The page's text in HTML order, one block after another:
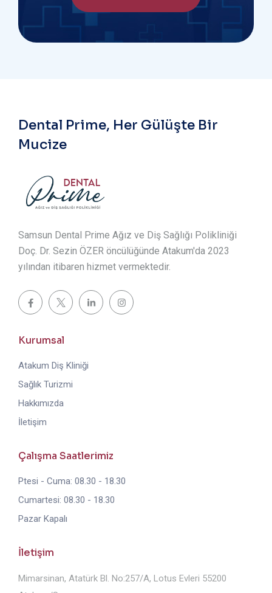
Dental Prime, Her Gülüşte Bir
Mucize
Samsun Dental Prime Ağız ve Diş Sağlığı Polikliniği
Doç. Dr. Sezin ÖZER öncülüğünde Atakum'da 2023
yılından itibaren hizmet vermektedir.
Kurumsal
Atakum Diş Kliniği
Sağlık Turizmi
Hakkımızda
İletişim
Çalışma Saatlerimiz
Ptesi - Cuma: 08.30 - 18.30
Cumartesi: 08.30 - 18.30
Pazar Kapalı
İletişim
Mimarsinan, Atatürk Bl. No:257/A, Lotus Evleri 55200